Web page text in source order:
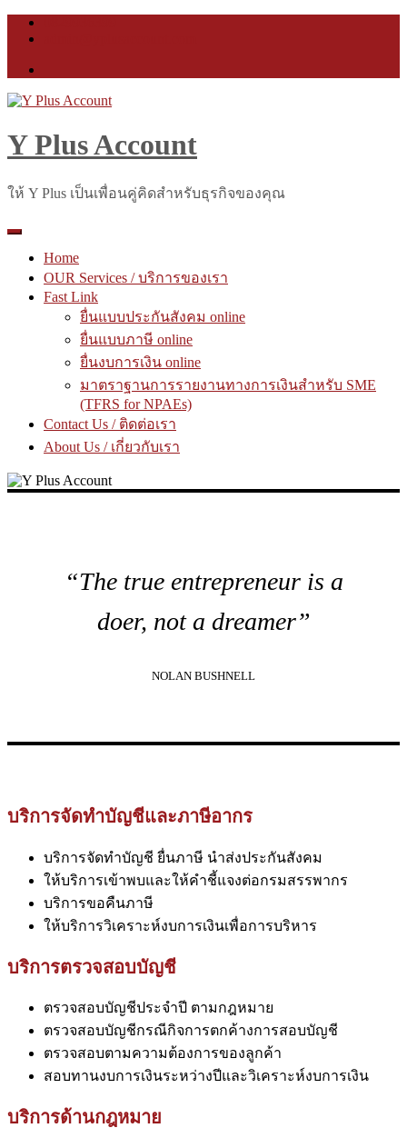
Skip
Y Plus Account
ให้ Y Plus เป็นเพื่อนคู่คิดสำหรับธุรกิจของคุณ
Home
OUR Services / บริการของเรา
Fast Link
ยื่นแบบประกันสังคม online
ยื่นแบบภาษี online
ยื่นงบการเงิน online
มาตราฐานการรายงานทางการเงินสำหรับ SME
(TFRS for NPAEs)
Contact Us / ติดต่อเรา
About Us / เกี่ยวกับเรา
“The true entrepreneur is a
doer, not a dreamer”
NOLAN BUSHNELL
บริการจัดทำบัญชีและภาษีอากร
บริการจัดทำบัญชี ยื่นภาษี นำส่งประกันสังคม
ให้บริการเข้าพบและให้คำชี้แจงต่อกรมสรรพากร
บริการขอคืนภาษี
ให้บริการวิเคราะห์งบการเงินเพื่อการบริหาร
บริการตรวจสอบบัญชี
ตรวจสอบบัญชีประจำปี ตามกฎหมาย
ตรวจสอบบัญชีกรณีกิจการตกค้างการสอบบัญชี
ตรวจสอบตามความต้องการของลูกค้า
สอบทานงบการเงินระหว่างปีและวิเคราะห์งบการเงิน
บริการด้านกฎหมาย